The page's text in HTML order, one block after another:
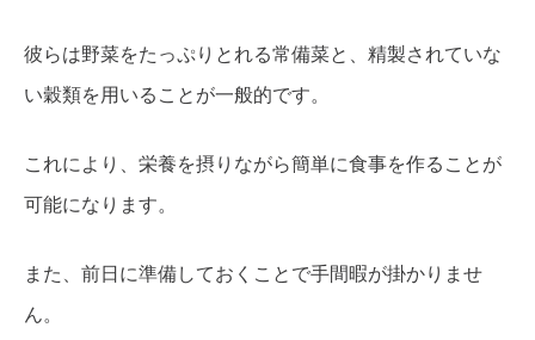
彼らは野菜をたっぷりとれる常備菜と、精製されていな
い穀類を用いることが一般的です。
これにより、栄養を摂りながら簡単に食事を作ることが
可能になります。
また、前日に準備しておくことで手間暇が掛かりませ
ん。